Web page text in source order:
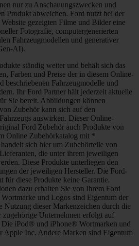
nur zu Anschauungszwecken und
Produkt abweichen. Ford nutzt bei der
gezeigten Filme und Bilder eine
Fotografie, computergenerierten
Fahrzeugmodellen und generativer
AI).
ständig weiter und behält sich das
Farben und Preise der in diesem Online-
beschriebenen Fahrzeugmodelle und
Ihr Ford Partner hält jederzeit aktuelle
Sie bereit. Abbildungen können
Zubehör kann sich auf den
auswirken. Dieser Online-
Ford Zubehör auch Produkte von
Online Zubehörkatalog mit *
sich hier um Zubehörteile von
die unter ihrem jeweiligen
Diese Produkte unterliegen den
der jeweiligen Hersteller. Die Ford-
für diese Produkte keine Garantie.
dazu erhalten Sie von Ihrem Ford
und Logos sind Eigentum der
dieser Markenzeichen durch die
Unternehmen erfolgt auf
iPod® und iPhone® Wortmarken und
Apple Inc. Andere Marken sind Eigentum